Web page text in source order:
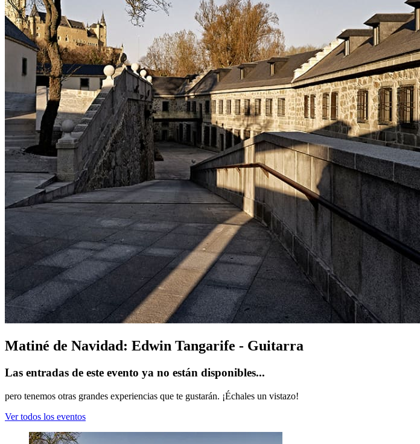
Matiné de Navidad: Edwin Tangarife - Guitarra
Las entradas de este evento ya no están disponibles...
pero tenemos otras grandes experiencias que te gustarán. ¡Échales un vistazo!
Ver todos los eventos